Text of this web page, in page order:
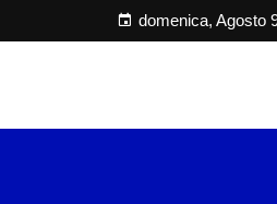
domenica, Agosto